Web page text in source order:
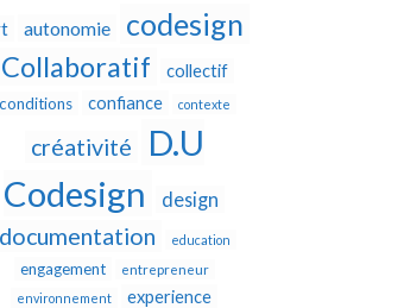
autonomie codesign
Collaboratif collectif
conditions confiance contexte
créativité
D.U
Codesign
design
documentation education
engagement
entrepreneur
environnement
experience